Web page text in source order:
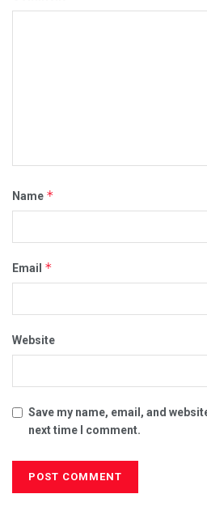
Name *
Email *
Website
Save my name, email, and
next time I comment.